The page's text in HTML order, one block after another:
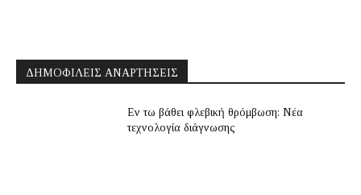
ΔΗΜΟΦΙΛΕΊΣ ΑΝΑΡΤΉΣΕΙΣ
Εν τω βάθει φλεβική θρόμβωση: Νέα
τεχνολογία διάγνωσης